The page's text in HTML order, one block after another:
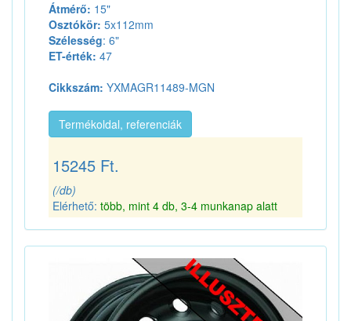
Átmérő: 15"
Osztókör: 5x112mm
Szélesség: 6"
ET-érték: 47
Cikkszám: YXMAGR11489-MGN
Termékoldal, referenciák
15245 Ft.
(/db)
Elérhető: több, mint 4 db, 3-4 munkanap alatt